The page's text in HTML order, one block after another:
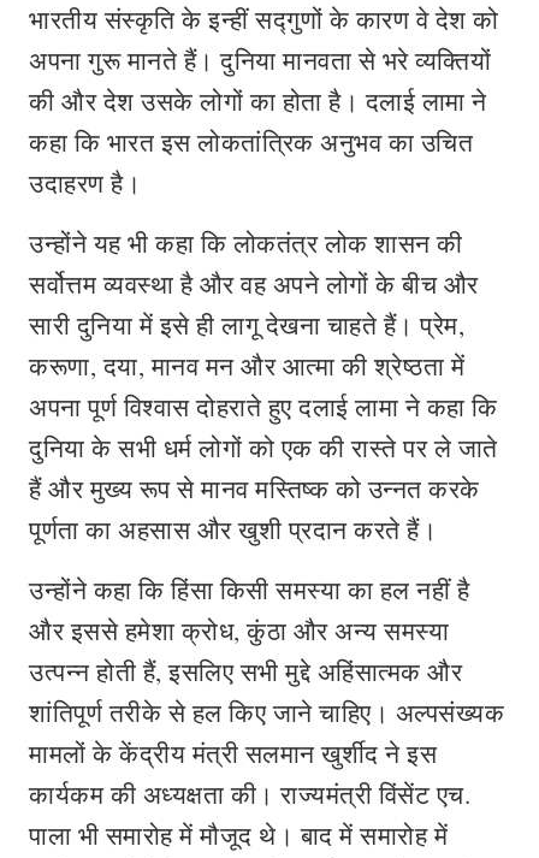
भारतीय संस्कृति के इन्हीं सद्गुणों के कारण वे देश को
अपना गुरू मानते हैं। दुनिया मानवता से भरे व्यक्तियों
की और देश उसके लोगों का होता है। दलाई लामा ने
कहा कि भारत इस लोकतांत्रिक अनुभव का उचित
उदाहरण है।
उन्होंने यह भी कहा कि लोकतंत्र लोक शासन की
सर्वोत्तम व्यवस्था है और वह अपने लोगों के बीच और
सारी दुनिया में इसे ही लागू देखना चाहते हैं। प्रेम,
करूणा, दया, मानव मन और आत्मा की श्रेष्ठता में
अपना पूर्ण विश्वास दोहराते हुए दलाई लामा ने कहा कि
दुनिया के सभी धर्म लोगों को एक की रास्ते पर ले जाते
हैं और मुख्य रूप से मानव मस्तिष्क को उन्नत करके
पूर्णता का अहसास और खुशी प्रदान करते हैं।
उन्होंने कहा कि हिंसा किसी समस्या का हल नहीं है
और इससे हमेशा क्रोध, कुंठा और अन्य समस्या
उत्पन्न होती हैं, इसलिए सभी मुद्दे अहिंसात्मक और
शांतिपूर्ण तरीके से हल किए जाने चाहिए। अल्पसंख्यक
मामलों के केंद्रीय मंत्री सलमान खुर्शीद ने इस
कार्यकम की अध्यक्षता की। राज्यमंत्री विंसेंट एच.
पाला भी समारोह में मौजूद थे। बाद में समारोह में